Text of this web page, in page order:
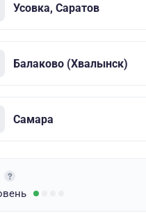
Усовка, Саратов
Балаково (Хвалынск)
Самара